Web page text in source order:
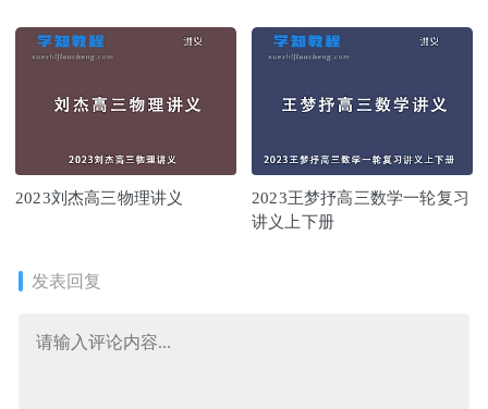
2023刘杰高三物理讲义
2023王梦抒高三数学一轮复习
讲义上下册
发表回复